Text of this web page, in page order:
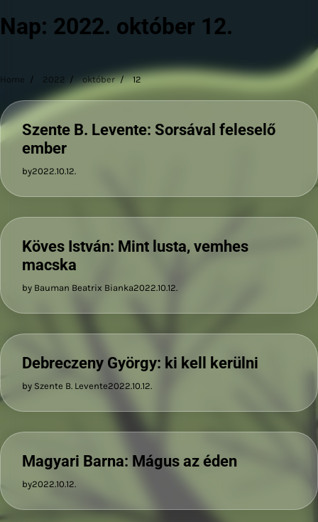
Nap: 2022. október 12.
Home 2022 október 12
Szente B. Levente: Sorsával feleselő
ember
by2022.10.12.
Köves István: Mint lusta, vemhes
macska
by Bauman Beatrix Bianka2022.10.12.
Debreczeny György: ki kell kerülni
by Szente B. Levente2022.10.12.
Magyari Barna: Mágus az éden
by2022.10.12.